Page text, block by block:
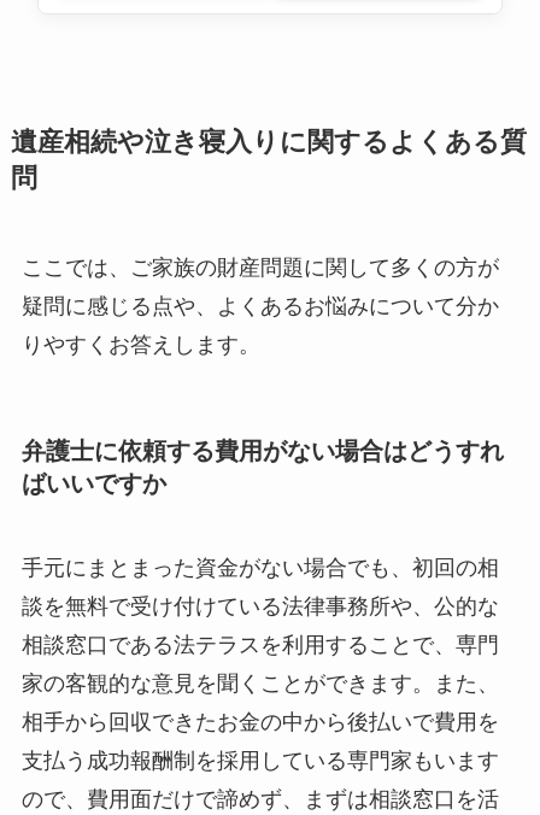
遺産相続や泣き寝入りに関するよくある質
問
ここでは、ご家族の財産問題に関して多くの方が
疑問に感じる点や、よくあるお悩みについて分か
りやすくお答えします。
弁護士に依頼する費用がない場合はどうすれ
ばいいですか
手元にまとまった資金がない場合でも、初回の相
談を無料で受け付けている法律事務所や、公的な
相談窓口である法テラスを利用することで、専門
家の客観的な意見を聞くことができます。また、
相手から回収できたお金の中から後払いで費用を
支払う成功報酬制を採用している専門家もいます
ので、費用面だけで諦めず、まずは相談窓口を活